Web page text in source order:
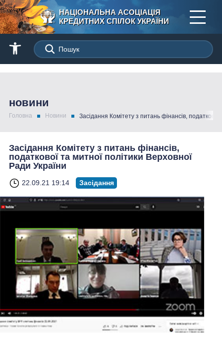
НАЦІОНАЛЬНА АСОЦІАЦІЯ
КРЕДИТНИХ СПІЛОК УКРАЇНИ
новини
Головна Новини Засідання Комітету з питань фінансів,
Засідання Комітету з питань фінансів,
податкової та митної політики Верховної
Ради України
22.09.21 19:14 Засідання